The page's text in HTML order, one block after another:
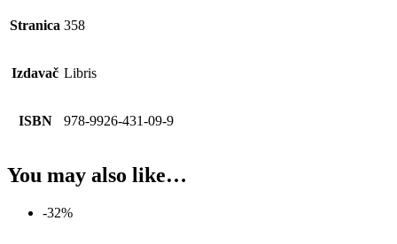
Stranica 358
Izdavač Libris
ISBN 978-9926-431-09-9
You may also like…
-32%